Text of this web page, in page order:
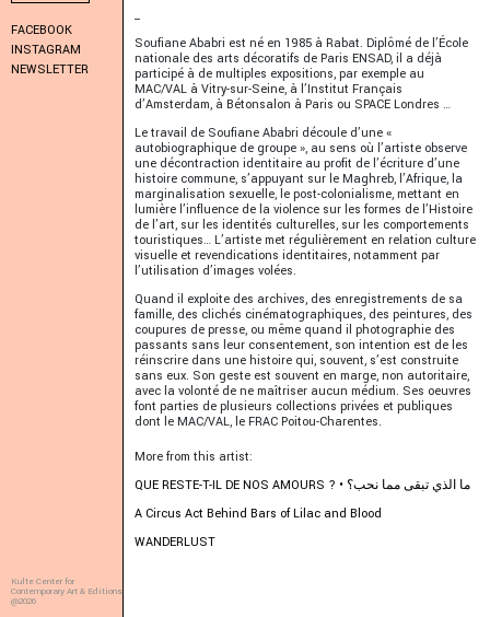
FACEBOOK
INSTAGRAM
NEWSLETTER
Kulte Center for
Contemporary Art & Editions
@2026
_
Soufiane Ababri est né en 1985 à Rabat. Diplômé de l’École
nationale des arts décoratifs de Paris ENSAD, il a déjà
participé à de multiples expositions, par exemple au
MAC/VAL à Vitry-sur-Seine, à l’Institut Français
d’Amsterdam, à Bétonsalon à Paris ou SPACE Londres …
Le travail de Soufiane Ababri découle d’une «
autobiographique de groupe », au sens où l’artiste observe
une décontraction identitaire au profit de l’écriture d’une
histoire commune, s’appuyant sur le Maghreb, l’Afrique, la
marginalisation sexuelle, le post-colonialisme, mettant en
lumière l’influence de la violence sur les formes de l’Histoire
de l’art, sur les identités culturelles, sur les comportements
touristiques… L’artiste met régulièrement en relation culture
visuelle et revendications identitaires, notamment par
l’utilisation d’images volées.
Quand il exploite des archives, des enregistrements de sa
famille, des clichés cinématographiques, des peintures, des
coupures de presse, ou même quand il photographie des
passants sans leur consentement, son intention est de les
réinscrire dans une histoire qui, souvent, s’est construite
sans eux. Son geste est souvent en marge, non autoritaire,
avec la volonté de ne maîtriser aucun médium. Ses oeuvres
font parties de plusieurs collections privées et publiques
dont le MAC/VAL, le FRAC Poitou-Charentes.
More from this artist:
QUE RESTE-T-IL DE NOS AMOURS ? • ما الذي تبقى مما نحب؟
A Circus Act Behind Bars of Lilac and Blood
WANDERLUST